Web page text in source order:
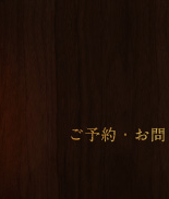
＜大田区